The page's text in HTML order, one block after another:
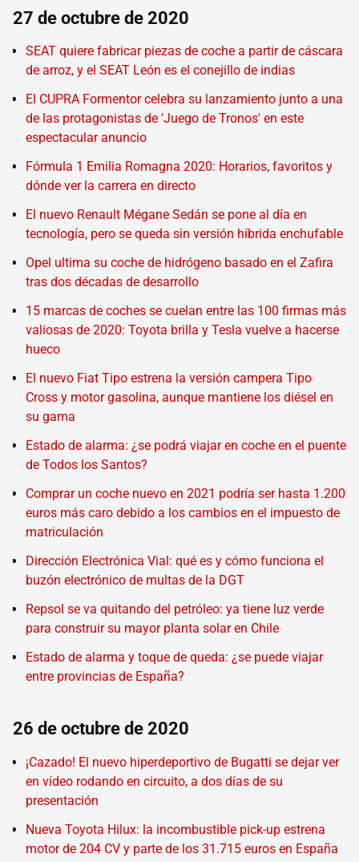
27 de octubre de 2020
SEAT quiere fabricar piezas de coche a partir de cáscara
de arroz, y el SEAT León es el conejillo de indias
El CUPRA Formentor celebra su lanzamiento junto a una
de las protagonistas de 'Juego de Tronos' en este
espectacular anuncio
Fórmula 1 Emilia Romagna 2020: Horarios, favoritos y
dónde ver la carrera en directo
El nuevo Renault Mégane Sedán se pone al día en
tecnología, pero se queda sin versión híbrida enchufable
Opel ultima su coche de hidrógeno basado en el Zafira
tras dos décadas de desarrollo
15 marcas de coches se cuelan entre las 100 firmas más
valiosas de 2020: Toyota brilla y Tesla vuelve a hacerse
hueco
El nuevo Fiat Tipo estrena la versión campera Tipo
Cross y motor gasolina, aunque mantiene los diésel en
su gama
Estado de alarma: ¿se podrá viajar en coche en el puente
de Todos los Santos?
Comprar un coche nuevo en 2021 podría ser hasta 1.200
euros más caro debido a los cambios en el impuesto de
matriculación
Dirección Electrónica Vial: qué es y cómo funciona el
buzón electrónico de multas de la DGT
Repsol se va quitando del petróleo: ya tiene luz verde
para construir su mayor planta solar en Chile
Estado de alarma y toque de queda: ¿se puede viajar
entre provincias de España?
26 de octubre de 2020
¡Cazado! El nuevo hiperdeportivo de Bugatti se dejar ver
en vídeo rodando en circuito, a dos días de su
presentación
Nueva Toyota Hilux: la incombustible pick-up estrena
motor de 204 CV y parte de los 31.715 euros en España